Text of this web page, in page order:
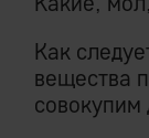
Как
вещества
совокупим